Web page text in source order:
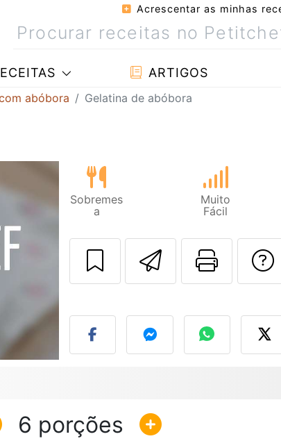
Acrescentar as minhas
ARTIGOS
abóbora Gelatina de abóbora
Sobremes
a
Muito
Fácil
Enviar
6